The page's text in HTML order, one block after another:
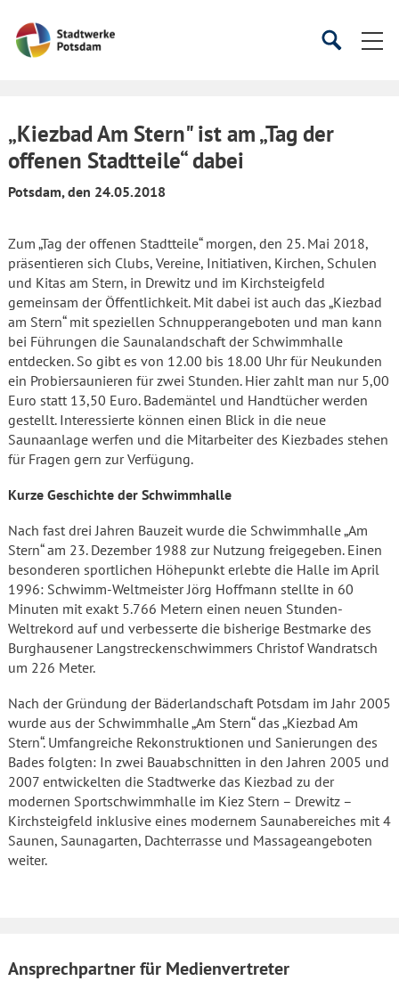
Startseite
SucheSuche
„Kiezbad Am Stern" ist am „Tag der
offenen Stadtteile“ dabei
Potsdam, den 24.05.2018
Zum „Tag der offenen Stadtteile“ morgen, den 25. Mai 2018,
präsentieren sich Clubs, Vereine, Initiativen, Kirchen, Schulen
und Kitas am Stern, in Drewitz und im Kirchsteigfeld
gemeinsam der Öffentlichkeit. Mit dabei ist auch das „Kiezbad
am Stern“ mit speziellen Schnupperangeboten und man kann
bei Führungen die Saunalandschaft der Schwimmhalle
entdecken. So gibt es von 12.00 bis 18.00 Uhr für Neukunden
ein Probiersaunieren für zwei Stunden. Hier zahlt man nur 5,00
Euro statt 13,50 Euro. Bademäntel und Handtücher werden
gestellt. Interessierte können einen Blick in die neue
Saunaanlage werfen und die Mitarbeiter des Kiezbades stehen
für Fragen gern zur Verfügung.
Kurze Geschichte der Schwimmhalle
Nach fast drei Jahren Bauzeit wurde die Schwimmhalle „Am
Stern“ am 23. Dezember 1988 zur Nutzung freigegeben. Einen
besonderen sportlichen Höhepunkt erlebte die Halle im April
1996: Schwimm-Weltmeister Jörg Hoffmann stellte in 60
Minuten mit exakt 5.766 Metern einen neuen Stunden-
Weltrekord auf und verbesserte die bisherige Bestmarke des
Burghausener Langstreckenschwimmers Christof Wandratsch
um 226 Meter.
Nach der Gründung der Bäderlandschaft Potsdam im Jahr 2005
wurde aus der Schwimmhalle „Am Stern“ das „Kiezbad Am
Stern“. Umfangreiche Rekonstruktionen und Sanierungen des
Bades folgten: In zwei Bauabschnitten in den Jahren 2005 und
2007 entwickelten die Stadtwerke das Kiezbad zu der
modernen Sportschwimmhalle im Kiez Stern – Drewitz –
Kirchsteigfeld inklusive eines modernem Saunabereiches mit 4
Saunen, Saunagarten, Dachterrasse und Massageangeboten
weiter.
Ansprechpartner für Medienvertreter